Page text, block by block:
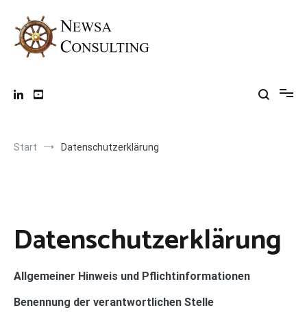
springen
Start Datenschutzerklärung
Datenschutzerklärung
Allgemeiner Hinweis und Pflichtinformationen
Benennung der verantwortlichen Stelle